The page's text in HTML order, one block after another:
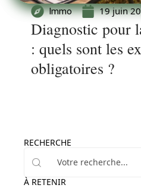
Immo 19 juin
Diagnostic pour
: quels sont les
obligatoires ?
RECHERCHE
À RETENIR